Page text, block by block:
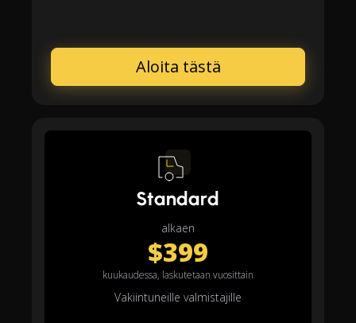
Aloita tästä
Standard
alkaen
$399
kuukaudessa, laskutetaan vuosittain
Vakiintuneille valmistajille